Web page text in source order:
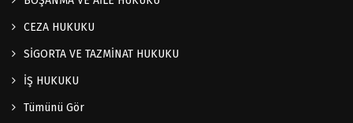
CEZA HUKUKU
SİGORTA VE TAZMİNAT HUKUKU
İŞ HUKUKU
Tümünü Gör